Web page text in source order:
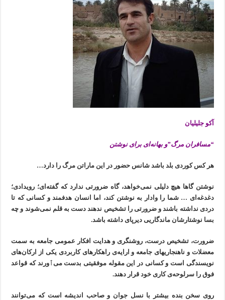
آکو جلیلیان
“مسافران مرگ”و بهانەای برای نوشتن
هر کس کوردی بلد باشد شانس حضور در این ماراتن مرگ را دارد…
نوشتن گاها هیچ دلیلی نمی‌خواهد، گاه ضرورتی ندارد که گفتەای؛ رویدادی؛
دغدغەای … شما را وادار بە نوشتن کند، اما انسان هدفمند و کسانی که تا
دردی نداشتە باشند و ضرورتی را تشخیص ندهند دست به قلم نمی‌شوند و چه
بسا نوشتارشان ماندگاریی دیرپای داشتە باشد.
ضرورت، تشخیص درست، روشنگری و هدایت افکار عمومی جامعه بە سمت
معضلات و ناهنجاریهای جامعه و ارایەی راهکارهای کاربردی یکی از ارکان‌های
نویسندگی است و کسانی‌ در این مقوله موفقیتی بدست می‌ٱورند که قواعد
فوق را سرلوحەی کاری خود قرار دهند.
روی سخن بنده بیشتر با نسل جوان و صاحب اندیشە است کە می‌توانند